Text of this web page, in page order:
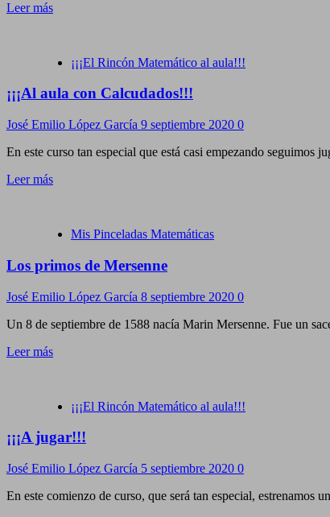
Leer más
¡¡¡El Rincón Matemático al aula!!!
¡¡¡Al aula con Calcudados!!!
José Emilio López García 9 septiembre 2020 0
En este curso tan especial que está casi empezando seguimos
Leer más
Mis Pinceladas Matemáticas
Los primos de Mersenne
José Emilio López García 8 septiembre 2020 0
Un 8 de septiembre de 1588 nacía Marin Mersenne. Fue un
Leer más
¡¡¡El Rincón Matemático al aula!!!
¡¡¡A jugar!!!
José Emilio López García 5 septiembre 2020 0
En este comienzo de curso, que será tan especial, estrenamos